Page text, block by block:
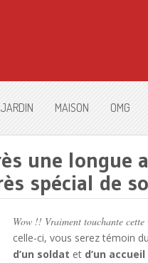
JARDIN MAISON OMG
une longue
spécial de
Wow !! Vraiment touchante cette
celle-ci, vous serez témoin du
d’un soldat et d’un